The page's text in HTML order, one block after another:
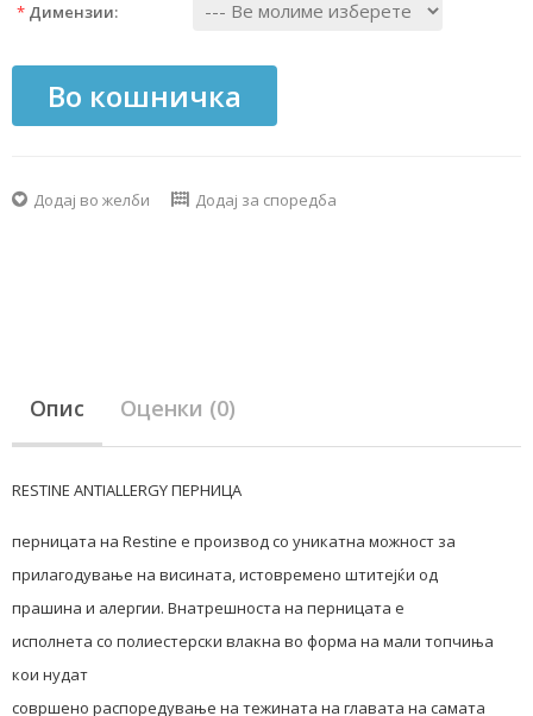
* Димензии:
Во кошничка
Додај во желби Додај за споредба
Опис Оценки (0)
RESTINE ANTIALLERGY ПЕРНИЦА
перницата на Restine е производ со уникатна можност за
прилагодување на висината, истовремено штитејќи од
прашина и алергии. Внатрешноста на перницата е
исполнета со полиестерски влакна во форма на мали топчиња
кои нудат
совршено распоредување на тежината на главата на самата